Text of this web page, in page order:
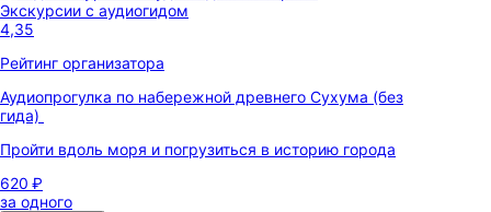
Экскурсии с аудиогидом
4,35
Рейтинг организатора
Аудиопрогулка по набережной древнего Сухума (без
гида)
Пройти вдоль моря и погрузиться в историю города
620 ₽
за одного